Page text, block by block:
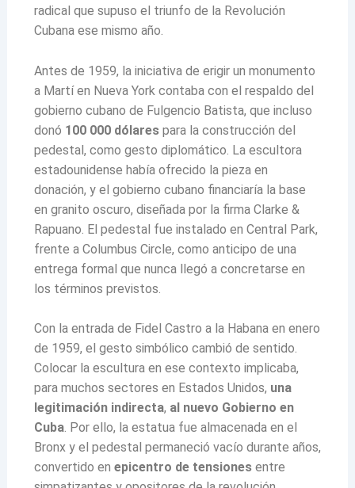
radical que supuso el triunfo de la Revolución
Cubana ese mismo año.
Antes de 1959, la iniciativa de erigir un monumento
a Martí en Nueva York contaba con el respaldo del
gobierno cubano de Fulgencio Batista, que incluso
donó 100 000 dólarespara la construcción del
pedestal, como gesto diplomático. La escultora
estadounidense había ofrecido la pieza en
donación, y el gobierno cubano financiaría la base
en granito oscuro, diseñada por la firma Clarke &
Rapuano. El pedestal fue instalado en Central Park,
frente a Columbus Circle, como anticipo de una
entrega formal que nunca llegó a concretarse en
los términos previstos.
Con la entrada de Fidel Castro a la Habana en enero
de 1959, el gesto simbólico cambió de sentido.
Colocar la escultura en ese contexto implicaba,
para muchos sectores en Estados Unidos, una
legitimación indirecta, al nuevo Gobierno en
Cuba. Por ello, la estatua fue almacenada en el
Bronx y el pedestal permaneció vacío durante años,
convertido en epicentro de tensionesentre